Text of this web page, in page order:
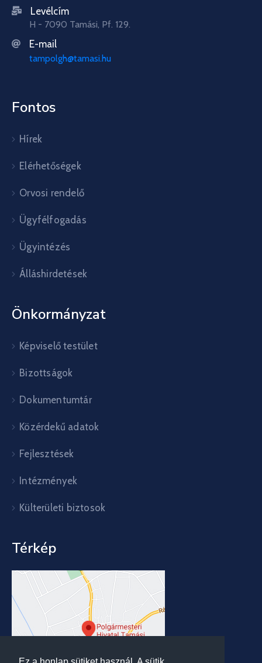
Levélcím
H - 7090 Tamási, Pf. 129.
E-mail
tampolgh@tamasi.hu
Fontos
Hírek
Elérhetőségek
Orvosi rendelő
Ügyfélfogadás
Ügyintézés
Álláshirdetések
Önkormányzat
Képviselő testület
Bizottságok
Dokumentumtár
Közérdekű adatok
Fejlesztések
Intézmények
Külterületi biztosok
Térkép